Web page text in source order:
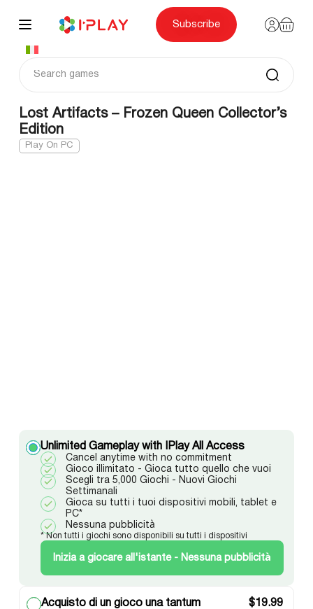
content
Subscribe
Lost Artifacts – Frozen Queen Collector’s
Edition
Play On PC
Unlimited Gameplay with IPlay All Access
Cancel anytime with no commitment
Gioco illimitato - Gioca tutto quello che vuoi
Scegli tra 5,000 Giochi - Nuovi Giochi
Settimanali
Gioca su tutti i tuoi dispositivi mobili, tablet e
PC*
Nessuna pubblicità
* Non tutti i giochi sono disponibili su tutti i dispositivi
Inizia a giocare all'istante - Nessuna pubblicità
Acquisto di un gioco una tantum $19.99